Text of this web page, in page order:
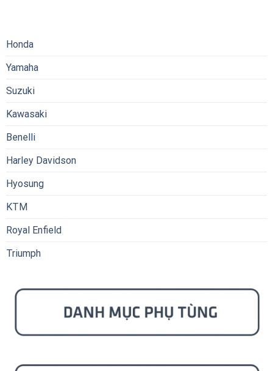
Honda
Yamaha
Suzuki
Kawasaki
Benelli
Harley Davidson
Hyosung
KTM
Royal Enfield
Triumph